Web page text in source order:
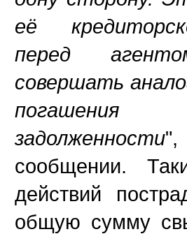
её
перед
совершать
задолженности
сообщении.
действий
общую сумму